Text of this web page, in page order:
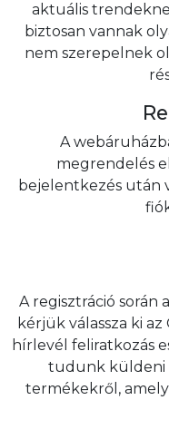
aktuális
biztosan vannak
nem szerepelnek
A
megrendelés
bejelentkezés után
A regisztráció során
kérjük válassza ki
hírlevél feliratkozás
tudunk küldeni
termékekről,